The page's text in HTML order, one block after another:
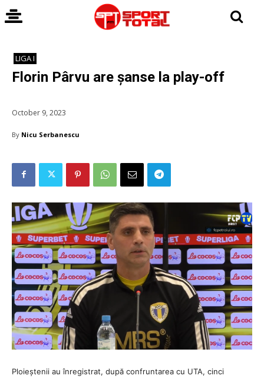
LIGA I
Florin Pârvu are șanse la play-off
October 9, 2023
By Nicu Serbanescu
Ploieștenii au înregistrat, după confruntarea cu UTA, cinci